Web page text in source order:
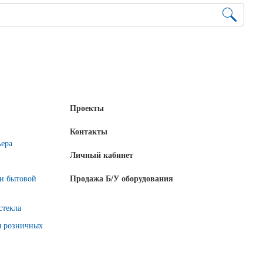
бытовой
розничных
Проекты
Контакты
Личный кабинет
Продажа Б/У оборудования